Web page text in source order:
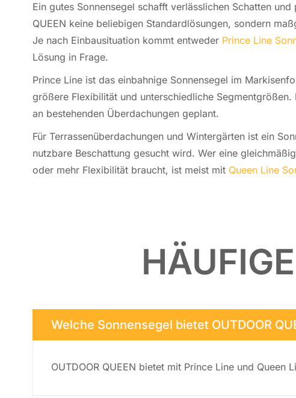
Ein gutes Sonnen­segel schafft ver­läss­li­chen Schat­ten
QUEEN keine be­lie­bi­gen Stan­dard­lö­sun­gen, sondern
Je nach Ein­bau­si­tua­ti­on kommt ent­we­der Prince Line
Lösung in Frage.
Prince Line ist das ein­bah­ni­ge Sonnen­segel im
größere Fle­xi­bi­li­tät und un­ter­schied­li­che
an be­ste­hen­den Über­da­chun­gen geplant.
Für Terrassen­über­dachungen und Win­ter­gär­ten ist ein
nutz­ba­re Be­schat­tung gesucht wird. Wer eine
oder mehr Fle­xi­bi­li­tät braucht, ist meist mit Queen Line
Welche Sonnensegel bietet OUTDOOR
OUTDOOR QUEEN bietet mit Prince Line und